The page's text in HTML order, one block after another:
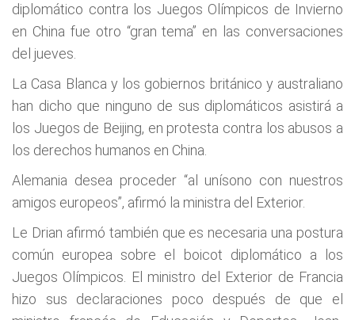
diplomático contra los Juegos Olímpicos de Invierno
en China fue otro “gran tema” en las conversaciones
del jueves.
La Casa Blanca y los gobiernos británico y australiano
han dicho que ninguno de sus diplomáticos asistirá a
los Juegos de Beijing, en protesta contra los abusos a
los derechos humanos en China.
Alemania desea proceder “al unísono con nuestros
amigos europeos”, afirmó la ministra del Exterior.
Le Drian afirmó también que es necesaria una postura
común europea sobre el boicot diplomático a los
Juegos Olímpicos. El ministro del Exterior de Francia
hizo sus declaraciones poco después de que el